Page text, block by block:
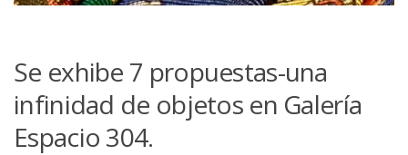
Se exhibe 7 propuestas-una
infinidad de objetos en Galería
Espacio 304.